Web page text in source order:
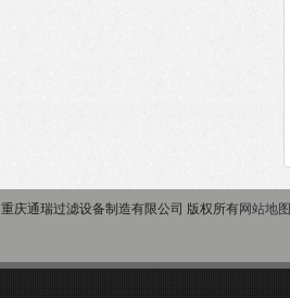
重庆通瑞过滤设备制造有限公司 版权所有网站地图